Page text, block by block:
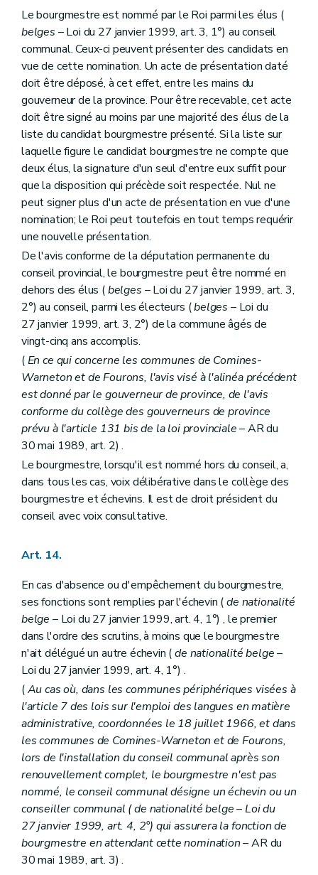
Art. 325
Art. 326
Art. 327
Art. 328
Art. 329
Titre XV
De l'assurance en responsabilité civile des communes
Art. 329bis
Titre XVI Les organes territoriaux intracommunaux visés à l'article 41 de la Constitution
Chapitre premier L'administration du district
Art. 330
Art. 331
Art. 332
Art. 333
Chapitre II Réunions, discussions et décisions des conseils de district
Art. 334
Art. 335
Chapitre III Réunions, délibérations et décisions du bureau
Art. 336
Chapitre IV Dispositions applicables aux actes des autorités de district
Art. 337
Art. 338
Chapitre V Compétences
Art. 339
Art. 340
Art. 341
Art. 342
Art. 343
Art. 344
Art. 345
Art. 346
Art. 347
Art. 348
Art. 349
Art. 350
Art. 351
Le bourgmestre est nommé par le Roi parmi les élus (
belges – Loi du 27 janvier 1999, art. 3, 1°) au conseil
communal. Ceux-ci peuvent présenter des candidats en
vue de cette nomination. Un acte de présentation daté
doit être déposé, à cet effet, entre les mains du
gouverneur de la province. Pour être recevable, cet acte
doit être signé au moins par une majorité des élus de la
liste du candidat bourgmestre présenté. Si la liste sur
laquelle figure le candidat bourgmestre ne compte que
deux élus, la signature d'un seul d'entre eux suffit pour
que la disposition qui précède soit respectée. Nul ne
peut signer plus d'un acte de présentation en vue d'une
nomination; le Roi peut toutefois en tout temps requérir
une nouvelle présentation.
De l'avis conforme de la députation permanente du
conseil provincial, le bourgmestre peut être nommé en
dehors des élus (belges – Loi du 27 janvier 1999, art. 3,
2°) au conseil, parmi les électeurs (belges – Loi du
27 janvier 1999, art. 3, 2°) de la commune âgés de
vingt-cinq ans accomplis.
(En ce qui concerne les communes de Comines-
Warneton et de Fourons, l'avis visé à l'alinéa précédent
est donné par le gouverneur de province, de l'avis
conforme du collège des gouverneurs de province
prévu à l'article 131bisde la loi provinciale– AR du
30 mai 1989, art. 2) .
Le bourgmestre, lorsqu'il est nommé hors du conseil, a,
dans tous les cas, voix délibérative dans le collège des
bourgmestre et échevins. Il est de droit président du
conseil avec voix consultative.
Art. 14.
En cas d'absence ou d'empêchement du bourgmestre,
ses fonctions sont remplies par l'échevin (de nationalité
belge – Loi du 27 janvier 1999, art. 4, 1°) , le premier
dans l'ordre des scrutins, à moins que le bourgmestre
n'ait délégué un autre échevin (de nationalité belge–
Loi du 27 janvier 1999, art. 4, 1°) .
(Au cas où, dans les communes périphériques visées à
l'article 7 des lois sur l'emploi des langues en matière
administrative, coordonnées le 18 juillet 1966, et dans
les communes de Comines-Warneton et de Fourons,
lors de l'installation du conseil communal après son
renouvellement complet, le bourgmestre n'est pas
nommé, le conseil communal désigne un échevin ou un
conseiller communal (de nationalité belge– Loi du
27 janvier 1999, art. 4, 2°) qui assurera la fonction de
bourgmestre en attendant cette nomination– AR du
30 mai 1989, art. 3) .